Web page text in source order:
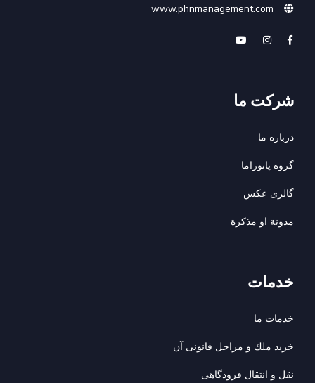
www.phnmanagement.com
شرکت ما
درباره ما
گروه پانوراما
گالری عکس
مدونة او مذكرة
خدمات
خدمات ما
خريد ملك و مراحل قانونى آن
نقل و انتقال فرودگاهی